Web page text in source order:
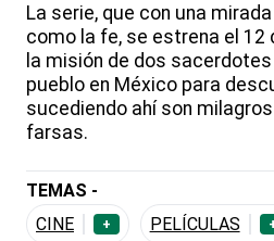
La serie, que con una
como la fe, se estrena el 12
la misión de dos
pueblo en México para
sucediendo ahí son
farsas.
TEMAS -
CINE
+ PELÍCULAS